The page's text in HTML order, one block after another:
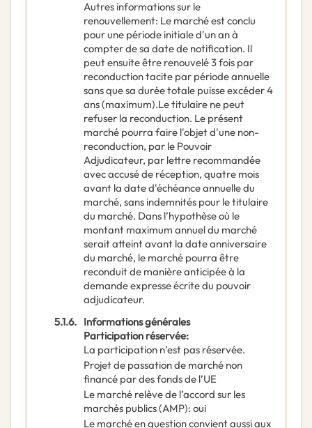
Autres informations sur le
renouvellement: Le marché est conclu
pour une période initiale d'un an à
compter de sa date de notification. Il
peut ensuite être renouvelé 3 fois par
reconduction tacite par période annuelle
sans que sa durée totale puisse excéder 4
ans (maximum).Le titulaire ne peut
refuser la reconduction. Le présent
marché pourra faire l'objet d'une non-
reconduction, par le Pouvoir
Adjudicateur, par lettre recommandée
avec accusé de réception, quatre mois
avant la date d'échéance annuelle du
marché, sans indemnités pour le titulaire
du marché. Dans l’hypothèse où le
montant maximum annuel du marché
serait atteint avant la date anniversaire
du marché, le marché pourra être
reconduit de manière anticipée à la
demande expresse écrite du pouvoir
adjudicateur.
5.1.6. Informations générales
Participation réservée:
La participation n’est pas réservée.
Projet de passation de marché non
financé par des fonds de l’UE
Le marché relève de l’accord sur les
marchés publics (AMP): oui
Le marché en question convient aussi aux